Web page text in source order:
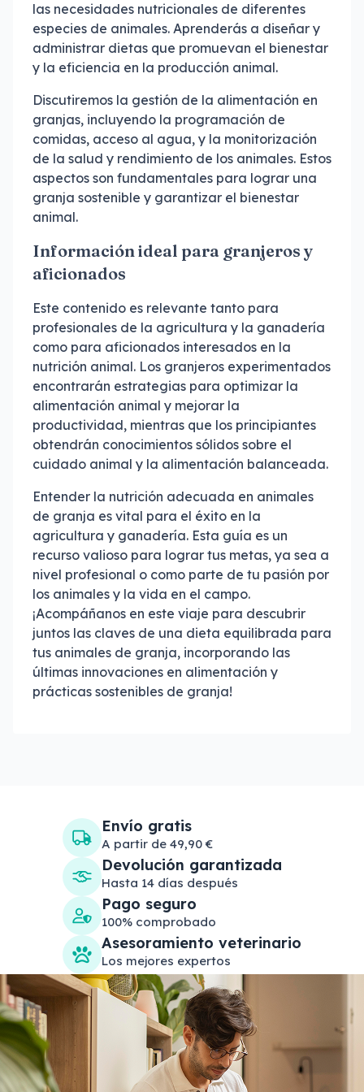
las necesidades nutricionales de diferentes
especies de animales. Aprenderás a diseñar y
administrar dietas que promuevan el bienestar
y la eficiencia en la producción animal.
Discutiremos la gestión de la alimentación en
granjas, incluyendo la programación de
comidas, acceso al agua, y la monitorización
de la salud y rendimiento de los animales. Estos
aspectos son fundamentales para lograr una
granja sostenible y garantizar el bienestar
animal.
Información ideal para granjeros y
aficionados
Este contenido es relevante tanto para
profesionales de la agricultura y la ganadería
como para aficionados interesados en la
nutrición animal. Los granjeros experimentados
encontrarán estrategias para optimizar la
alimentación animal y mejorar la
productividad, mientras que los principiantes
obtendrán conocimientos sólidos sobre el
cuidado animal y la alimentación balanceada.
Entender la nutrición adecuada en animales
de granja es vital para el éxito en la
agricultura y ganadería. Esta guía es un
recurso valioso para lograr tus metas, ya sea a
nivel profesional o como parte de tu pasión por
los animales y la vida en el campo.
¡Acompáñanos en este viaje para descubrir
juntos las claves de una dieta equilibrada para
tus animales de granja, incorporando las
últimas innovaciones en alimentación y
prácticas sostenibles de granja!
Envío gratis
A partir de 49,90 €
Devolución garantizada
Hasta 14 días después
Pago seguro
100% comprobado
Asesoramiento veterinario
Los mejores expertos